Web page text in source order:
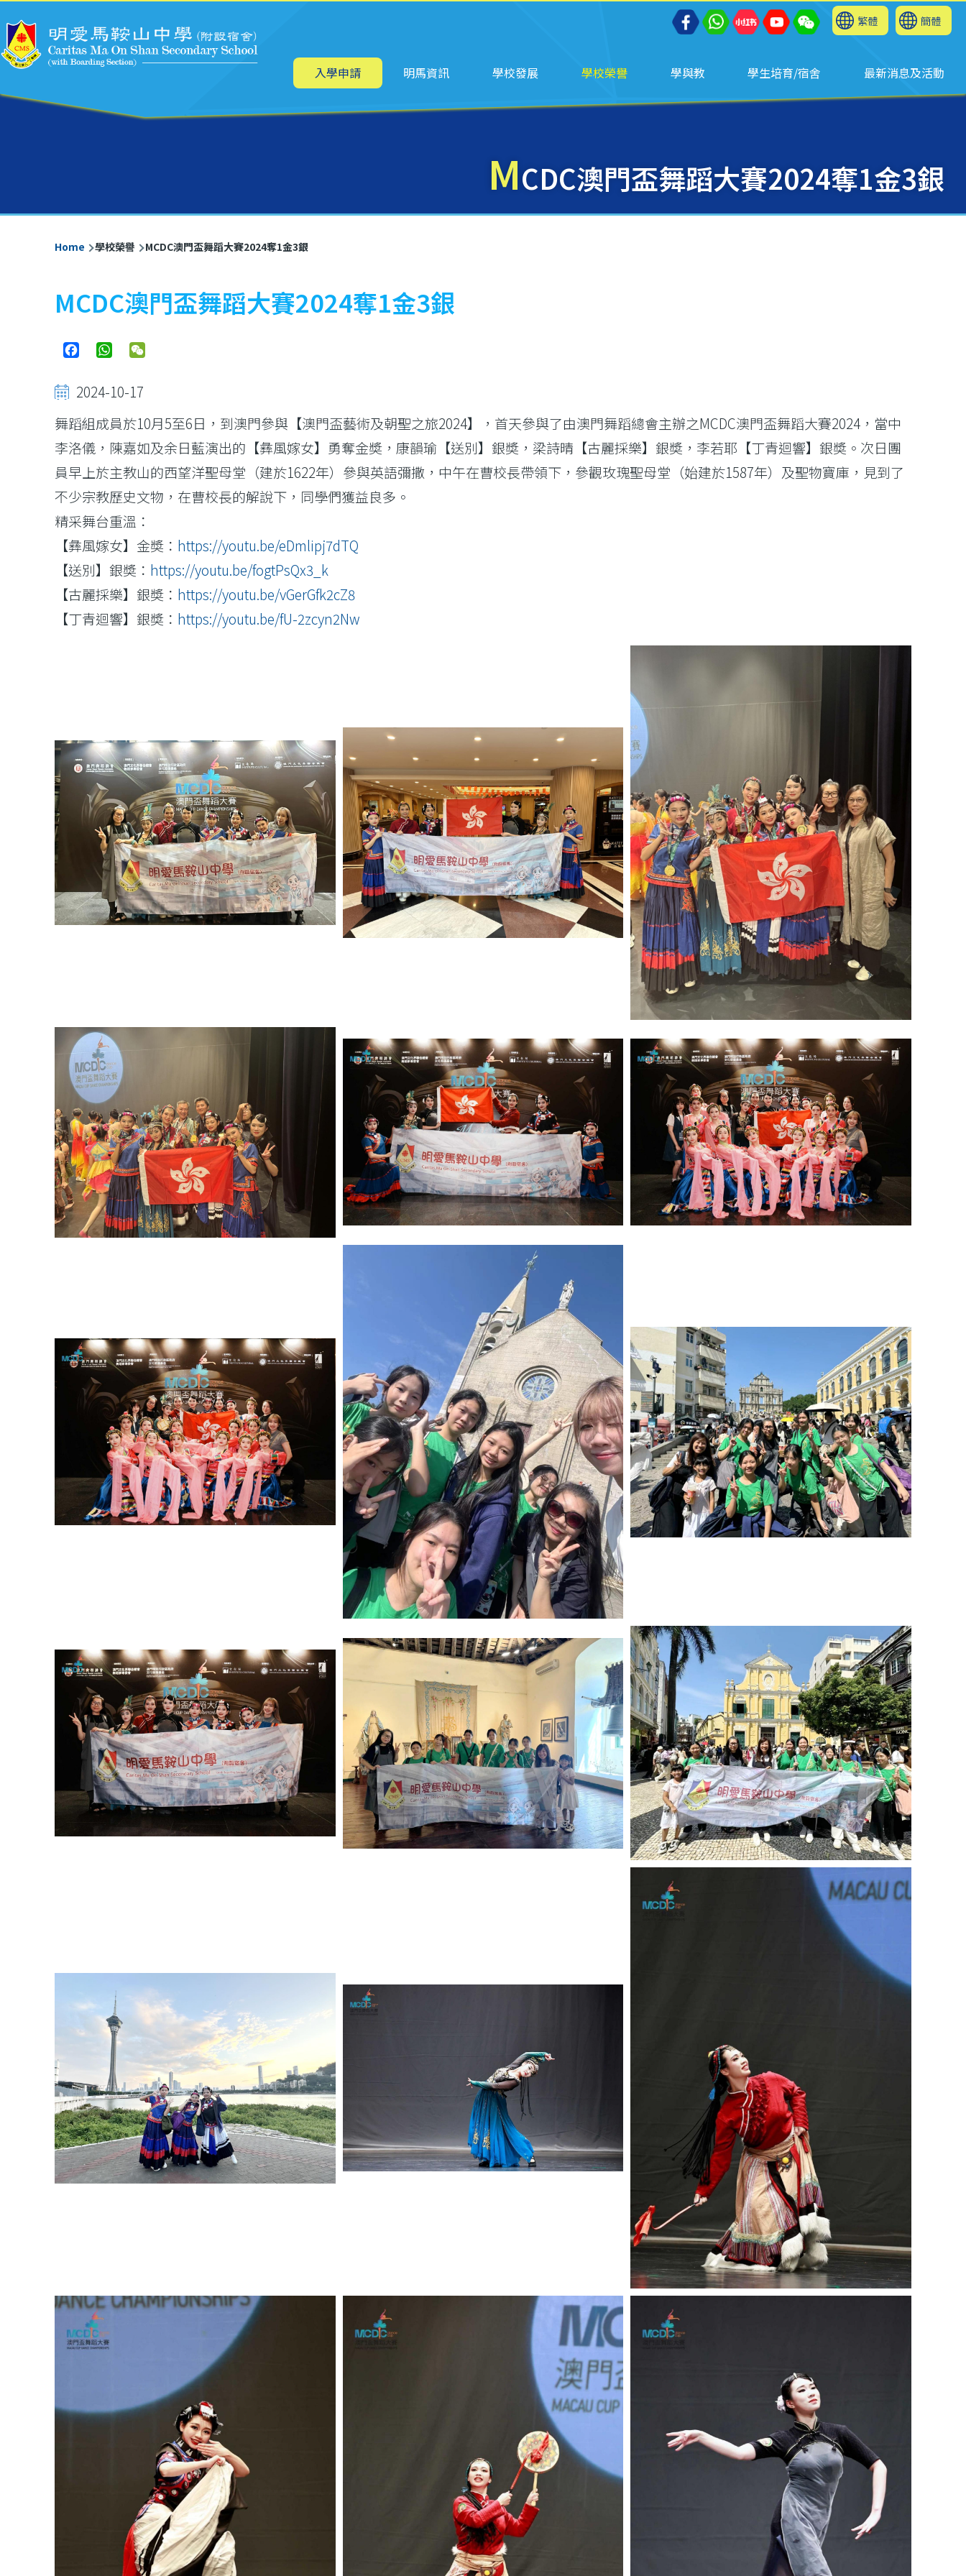
繁體 簡體
Main
入學申請 明馬資訊 學校發展 學校榮譽 學與教 學生培育/宿舍 最新消息及活動
MCDC澳門盃舞蹈大賽2024奪1金3銀
Breadcrumb
Home 學校榮譽 MCDC澳門盃舞蹈大賽2024奪1金3銀
MCDC澳門盃舞蹈大賽2024奪1金3銀
FacebookWhatsApp
2024-10-17
舞蹈組成員於10月5至6日，到澳門參與【澳門盃藝術及朝聖之旅2024】，首天參與了由澳門舞蹈總會主辦之MCDC澳門盃舞蹈大賽2024，當中
李洛儀，陳嘉如及余日藍演出的【彝風嫁女】勇奪金奬，康韻瑜【送別】銀奬，梁詩晴【古麗採樂】銀奬，李若耶【丁青迴響】銀奬。次日團
員早上於主教山的西望洋聖母堂（建於1622年）參與英語彌撒，中午在曹校長帶領下，參觀玫瑰聖母堂（始建於1587年）及聖物寶庫，見到了
不少宗教歷史文物，在曹校長的解說下，同學們獲益良多。
精采舞台重溫：
【彝風嫁女】金奬： https://youtu.be/eDmlipj7dTQ
【送別】銀奬： https://youtu.be/fogtPsQx3_k
【古麗採樂】銀奬： https://youtu.be/vGerGfk2cZ8
【丁青迴響】銀奬： https://youtu.be/fU-2zcyn2Nw